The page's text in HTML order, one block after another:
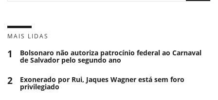
MAIS LIDAS
1 Bolsonaro não autoriza patrocínio federal ao Carnaval
de Salvador pelo segundo ano
2 Exonerado por Rui, Jaques Wagner está sem foro
privilegiado